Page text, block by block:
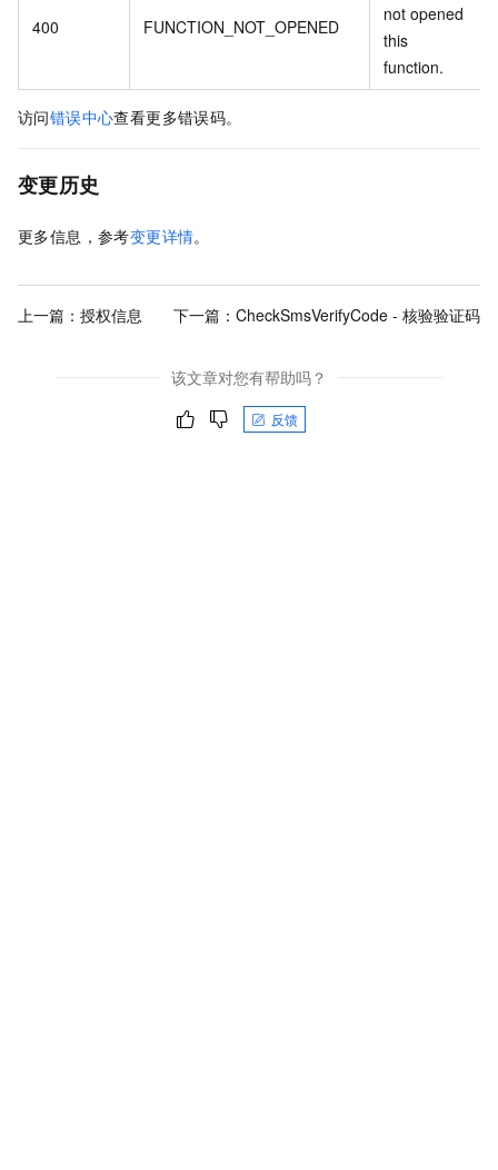
400 FUNCTION_NOT_OPENED
not opened
this
function.
访问错误中心查看更多错误码。
变更历史
更多信息，参考变更详情。
上一篇： 授权信息 下一篇： CheckSmsVerifyCode - 核验验证码
该文章对您有帮助吗？
反馈